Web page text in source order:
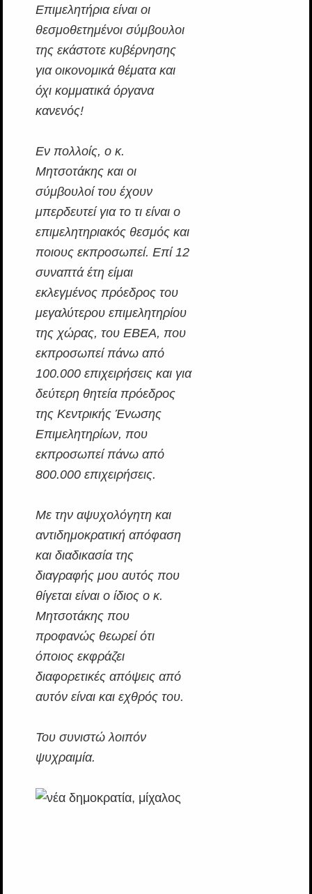
Επιμελητήρια είναι οι
θεσμοθετημένοι σύμβουλοι
της εκάστοτε κυβέρνησης
για οικονομικά θέματα και
όχι κομματικά όργανα
κανενός!
Εν πολλοίς, ο κ.
Μητσοτάκης και οι
σύμβουλοί του έχουν
μπερδευτεί για το τι είναι ο
επιμελητηριακός θεσμός και
ποιους εκπροσωπεί. Επί 12
συναπτά έτη είμαι
εκλεγμένος πρόεδρος του
μεγαλύτερου επιμελητηρίου
της χώρας, του ΕΒΕΑ, που
εκπροσωπεί πάνω από
100.000 επιχειρήσεις και για
δεύτερη θητεία πρόεδρος
της Κεντρικής Ένωσης
Επιμελητηρίων, που
εκπροσωπεί πάνω από
800.000 επιχειρήσεις.
Με την αψυχολόγητη και
αντιδημοκρατική απόφαση
και διαδικασία της
διαγραφής μου αυτός που
θίγεται είναι ο ίδιος ο κ.
Μητσοτάκης που
προφανώς θεωρεί ότι
όποιος εκφράζει
διαφορετικές απόψεις από
αυτόν είναι και εχθρός του.
Του συνιστώ λοιπόν
ψυχραιμία.